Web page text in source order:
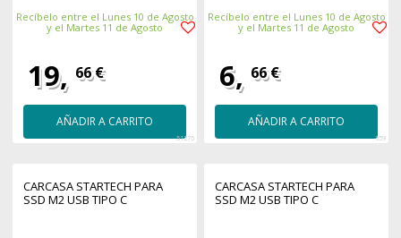
Recíbelo entre el Lunes 10 de Agosto
y el Martes 11 de Agosto
19, 66 €
AÑADIR A CARRITO
51276
Recíbelo entre el Lunes 10 de Agosto
y el Martes 11 de Agosto
6, 66 €
AÑADIR A CARRITO
359
CARCASA STARTECH PARA
SSD M2 USB TIPO C
CARCASA STARTECH PARA
SSD M2 USB TIPO C